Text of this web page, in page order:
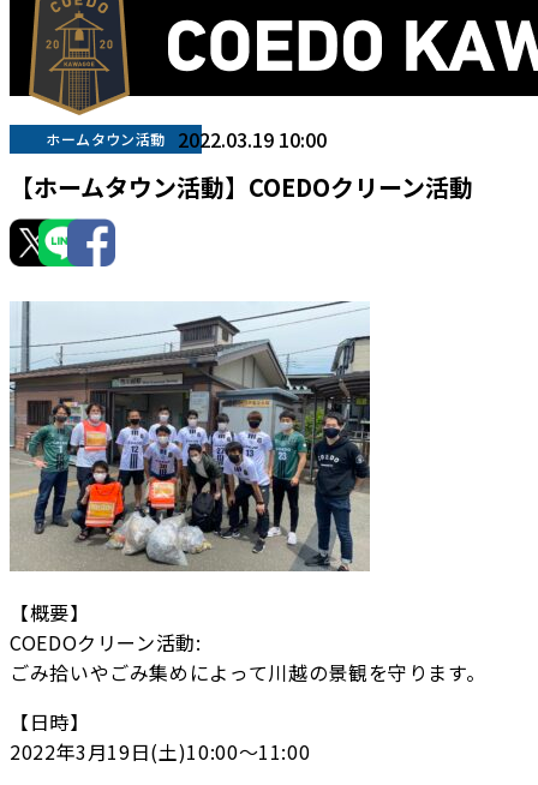
ホームタウン活動 2022.03.19 10:00
【ホームタウン活動】COEDOクリーン活動
【概要】
COEDOクリーン活動:
ごみ拾いやごみ集めによって川越の景観を守ります。
【日時】
2022年3月19日(土)10:00〜11:00